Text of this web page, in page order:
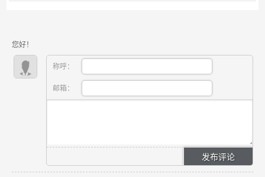
您好！
称呼：
邮箱：